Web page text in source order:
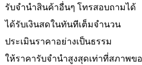
รับจำนำสินค้าอื่นๆ โทรสอบถามได้
ได้รับเงินสดในทันทีเต็มจำนวน
ประเมินราคาอย่างเป็นธรรม
ให้ราคารับจำนำสูงสุดเท่าที่สภาพข